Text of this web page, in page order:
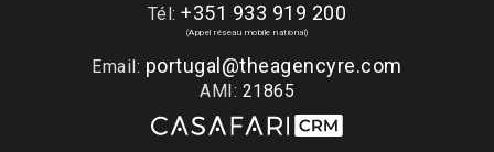
Tél:+351 933 919 200
(Appel réseau mobile national)
Email: portugal@theagencyre.com
AMI: 21865